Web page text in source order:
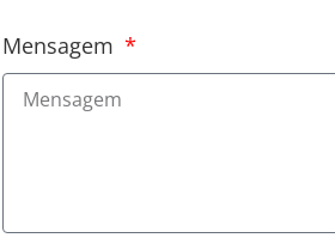
Mensagem